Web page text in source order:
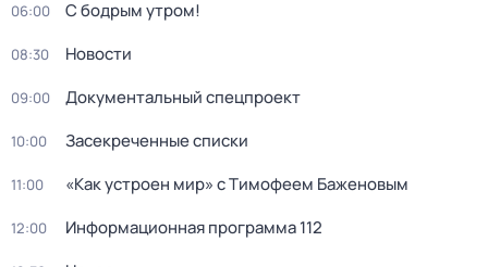
06:00 С бодрым утром!
08:30 Новости
09:00 Документальный спецпроект
10:00 Заcекрeченные списки
11:00 «Как устроен мир» с Тимофеем Баженовым
12:00 Информационная программа 112